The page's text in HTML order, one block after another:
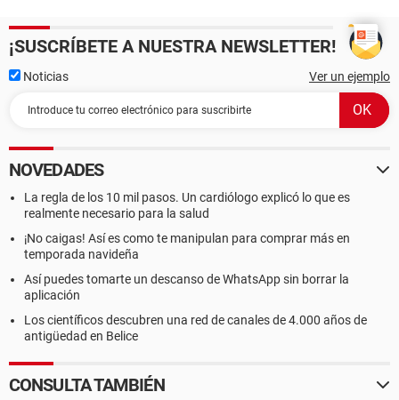
¡SUSCRÍBETE A NUESTRA NEWSLETTER!
Noticias Ver un ejemplo
NOVEDADES
La regla de los 10 mil pasos. Un cardiólogo explicó lo que es
realmente necesario para la salud
¡No caigas! Así es como te manipulan para comprar más en
temporada navideña
Así puedes tomarte un descanso de WhatsApp sin borrar la
aplicación
Los científicos descubren una red de canales de 4.000 años de
antigüedad en Belice
CONSULTA TAMBIÉN